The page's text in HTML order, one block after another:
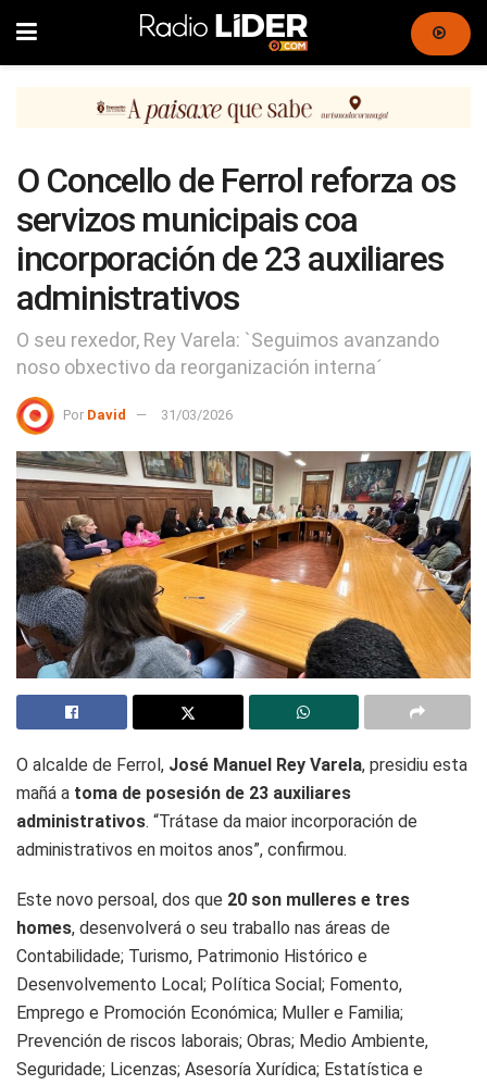
O Concello de Ferrol reforza os
servizos municipais coa
incorporación de 23 auxiliares
administrativos
O seu rexedor, Rey Varela: `Seguimos avanzando
noso obxectivo da reorganización interna´
Por David 31/03/2026
O alcalde de Ferrol, José Manuel Rey Varela, presidiu esta
mañá a toma de posesión de 23 auxiliares
administrativos. “Trátase da maior incorporación de
administrativos en moitos anos”, confirmou.
Este novo persoal, dos que 20 son mulleres e tres
homes, desenvolverá o seu traballo nas áreas de
Contabilidade; Turismo, Patrimonio Histórico e
Desenvolvemento Local; Política Social; Fomento,
Emprego e Promoción Económica; Muller e Familia;
Prevención de riscos laborais; Obras; Medio Ambiente,
Seguridade; Licenzas; Asesoría Xurídica; Estatística e